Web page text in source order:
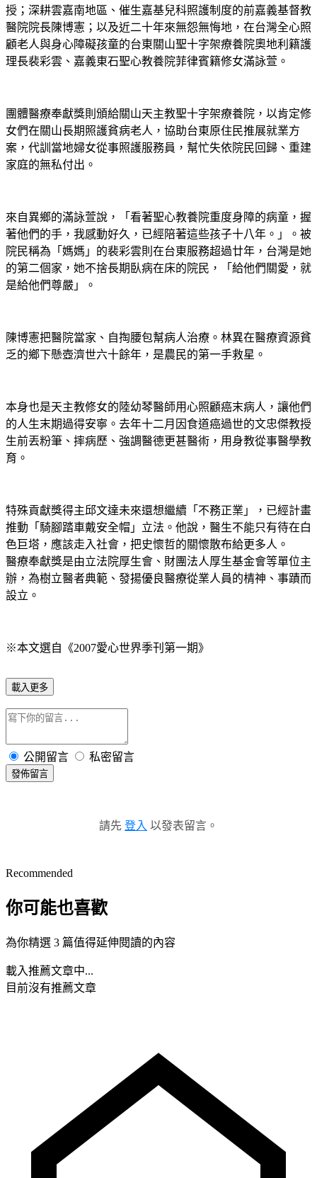
授；深耕雲嘉南地區、催生嘉基兒科照護制度的前嘉義基督教
醫院院長陳博憲；以及近二十年來無怨無悔地，在台灣全心照
顧老人與身心障礙孩童的台東關山聖十字架療養院奧地利籍護
理長裴彩雲、嘉義東石聖心教養院菲律賓籍修女滿詠萱。
團體醫療奉獻獎則頒給關山天主教聖十字架療養院，以肯定修
女們在關山長期照護貧病老人，協助台東原住民推展就業方
案，代訓當地婦女從事照護服務員，幫忙失依院民回歸、重建
家庭的無私付出。
來自異鄉的滿詠萱說，「看著聖心教養院重度身障的病童，握
著他們的手，我感動好久，已經陪著這些孩子十八年。」。被
院民稱為「媽媽」的裴彩雲則在台東服務超過廿年，台灣是她
的第二個家，她不捨長期臥病在床的院民，「給他們關愛，就
是給他們尊嚴」。
陳博憲把醫院當家、自掏腰包幫病人治療。林異在醫療資源貧
乏的鄉下懸壺濟世六十餘年，是農民的第一手救星。
本身也是天主教修女的陸幼琴醫師用心照顧癌末病人，讓他們
的人生末期過得安寧。去年十二月因食道癌過世的文忠傑教授
生前丟粉筆、摔病歷、強調醫德更甚醫術，用身教從事醫學教
育。
特殊貢獻獎得主邱文達未來還想繼續「不務正業」，已經計畫
推動「騎腳踏車戴安全帽」立法。他說，醫生不能只有待在白
色巨塔，應該走入社會，把史懷哲的關懷散布給更多人。
醫療奉獻獎是由立法院厚生會、財團法人厚生基金會等單位主
辦，為樹立醫者典範、發揚優良醫療從業人員的棈神、事蹟而
設立。
※本文選自《2007愛心世界季刊第一期》
載入更多
公開留言 私密留言
發佈留言
請先 登入 以發表留言。
Recommended
你可能也喜歡
為你精選 3 篇值得延伸閱讀的內容
載入推薦文章中...
目前沒有推薦文章